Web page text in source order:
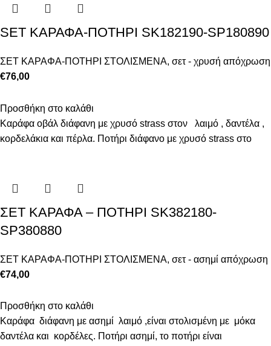
SET ΚΑΡΑΦΑ-ΠΟΤΗΡΙ SK182190-SP180890
ΣΕΤ ΚΑΡΑΦΑ-ΠΟΤΗΡΙ ΣΤΟΛΙΣΜΕΝΑ, σετ - χρυσή απόχρωση
€76,00
Προσθήκη στο καλάθι
Καράφα οβάλ διάφανη με χρυσό strass στον λαιμό , δαντέλα ,
κορδελάκια και πέρλα. Ποτήρι διάφανο με χρυσό strass στο
ΣΕΤ ΚΑΡΑΦΑ – ΠΟΤΗΡΙ SK382180-
SP380880
ΣΕΤ ΚΑΡΑΦΑ-ΠΟΤΗΡΙ ΣΤΟΛΙΣΜΕΝΑ, σετ - ασημί απόχρωση
€74,00
Προσθήκη στο καλάθι
Καράφα διάφανη με ασημί λαιμό ,είναι στολισμένη με μόκα
δαντέλα και κορδέλες. Ποτήρι ασημί, το ποτήρι είναι